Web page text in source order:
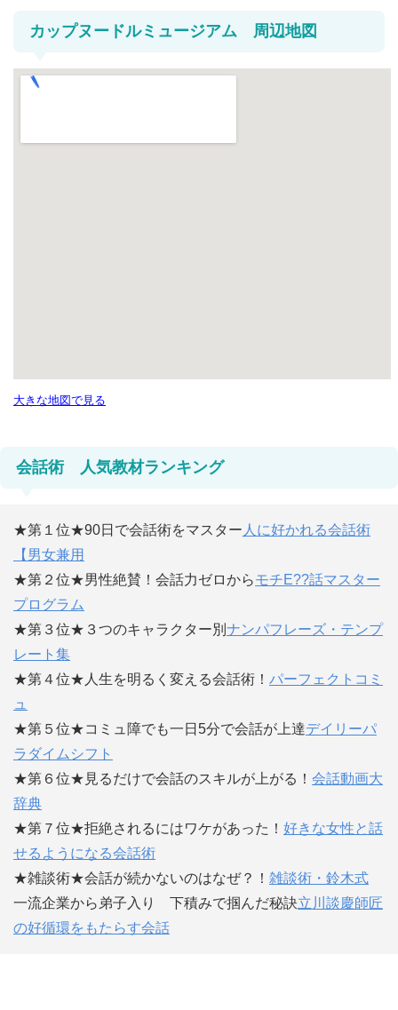
カップヌードルミュージアム 周辺地図
大きな地図で見る
会話術 人気教材ランキング
★第１位★90日で会話術をマスター 人に好かれる会話術
【男女兼用
★第２位★男性絶賛！会話力ゼロからモチE??話マスター
プログラム
★第３位★３つのキャラクター別 ナンパフレーズ・テンプ
レート集
★第４位★人生を明るく変える会話術！ パーフェクトコミ
ュ
★第５位★コミュ障でも一日5分で会話が上達デイリーパ
ラダイムシフト
★第６位★見るだけで会話のスキルが上がる！ 会話動画大
辞典
★第７位★拒絶されるにはワケがあった！ 好きな女性と話
せるようになる会話術
★雑談術★会話が続かないのはなぜ？！ 雑談術・鈴木式
一流企業から弟子入り 下積みで掴んだ秘訣立川談慶師匠
の好循環をもたらす会話